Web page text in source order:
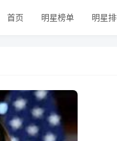
首页 明星榜单 明星